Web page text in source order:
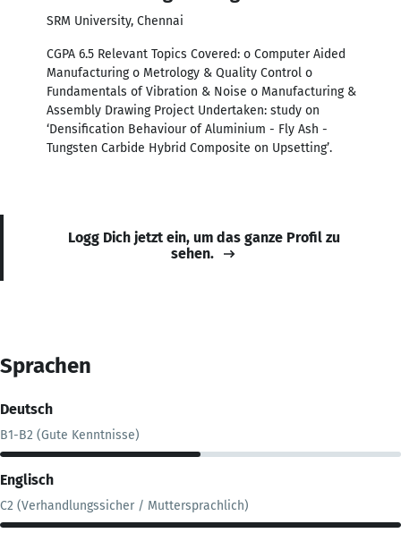
SRM University, Chennai
CGPA 6.5 Relevant Topics Covered: o Computer Aided
Manufacturing o Metrology & Quality Control o
Fundamentals of Vibration & Noise o Manufacturing &
Assembly Drawing Project Undertaken: study on
‘Densification Behaviour of Aluminium - Fly Ash -
Tungsten Carbide Hybrid Composite on Upsetting’.
Logg Dich jetzt ein, um das ganze Profil zu
sehen.
Sprachen
Deutsch
B1-B2 (Gute Kenntnisse)
Englisch
C2 (Verhandlungssicher / Muttersprachlich)